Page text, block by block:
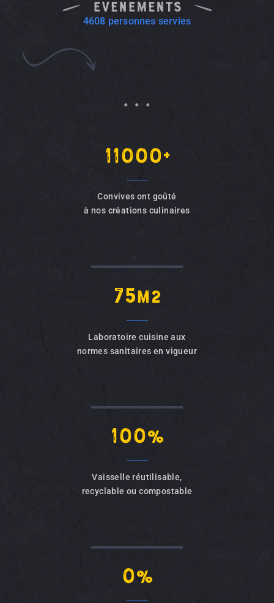
4608 personnes servies
. . .
11000+
Convives ont goûté
à nos créations culinaires
75m2
Laboratoire cuisine aux
normes sanitaires en vigueur
100%
Vaisselle réutilisable,
recyclable ou compostable
0%